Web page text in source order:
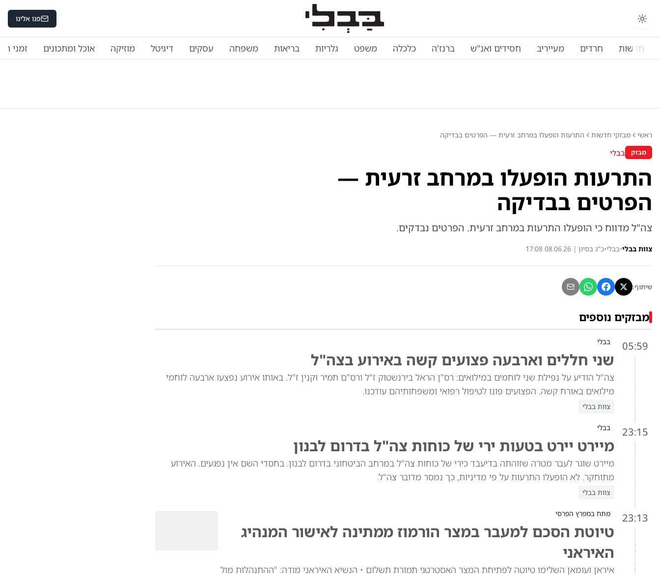
החלפת מצב תצוגה פנו אלינו
חדשות חרדים מעייריב חסידים ואנ"ש ברנז'ה כלכלה משפט גלריות בריאות משפחה עסקים דיגיטל מוזיקה אוכל ומתכונים זמני
ראשי מבזקי חדשות התרעות הופעלו במרחב זרעית — הפרטים בבדיקה
מבזק בבלי
התרעות הופעלו במרחב זרעית —
הפרטים בבדיקה
צה"ל מדווח כי הופעלו התרעות במרחב זרעית. הפרטים נבדקים.
צוות בבלי•בבלי•כ"ג בסיון | 08.06.26 17:08
שיתוף:
מבזקים נוספים
05:59 בבלי
שני חללים וארבעה פצועים קשה באירוע בצה"ל
צה"ל הודיע על נפילת שני לוחמים במילואים: רס"ן הראל בירנשטוק ז"ל ורס"ם תמיר וקנין ז"ל. באותו אירוע נפצעו ארבעה לוחמי
מילואים באורח קשה. הפצועים פונו לטיפול רפואי ומשפחותיהם עודכנו.
צוות בבלי
23:15 בבלי
מיירט יירט בטעות ירי של כוחות צה"ל בדרום לבנון
מיירט שוגר לעבר מטרה שזוהתה בדיעבד כירי של כוחות צה"ל במרחב הביטחוני בדרום לבנון. בחסדי השם אין נפגעים. האירוע
מתוחקר. לא הופעלו התרעות על פי מדיניות, כך נמסר מדובר צה"ל.
צוות בבלי
23:13 מתח במפרץ הפרסי
טיוטת הסכם למעבר במצר הורמוז ממתינה לאישור המנהיג
האיראני
איראן ועומאן השלימו טיוטה לפתיחת המצר האסטרטגי תמורת תשלום • הנשיא האיראני מודה: "ההתנהלות מול